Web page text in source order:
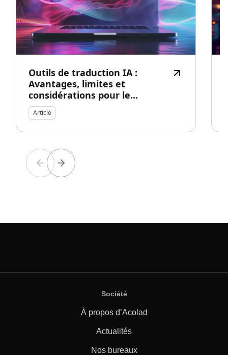
Outils de traduction IA :
Avantages, limites et
considérations pour le...
Article
Société
À propos d’Acolad
Actualités
Nos bureaux